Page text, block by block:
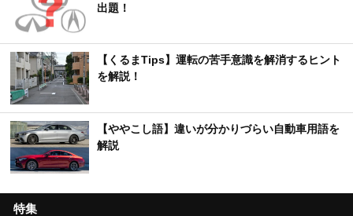
出題！
【くるまTips】運転の苦手意識を解消するヒント
を解説！
【ややこし語】違いが分かりづらい自動車用語を
解説
特集